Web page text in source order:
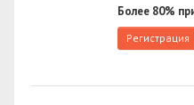
Более 80%
Регистрация